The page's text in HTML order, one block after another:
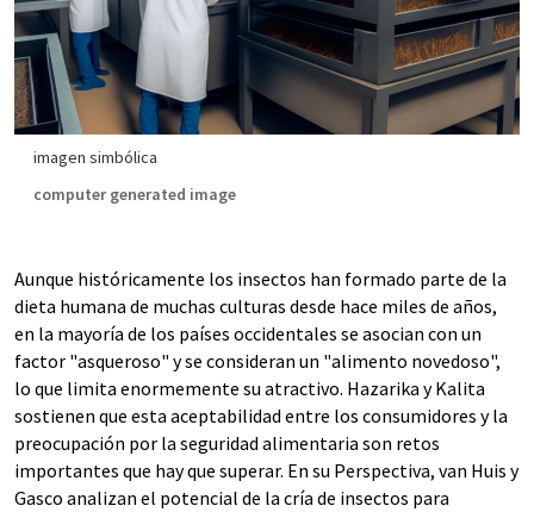
imagen simbólica
computer generated image
Aunque históricamente los insectos han formado parte de la
dieta humana de muchas culturas desde hace miles de años,
en la mayoría de los países occidentales se asocian con un
factor "asqueroso" y se consideran un "alimento novedoso",
lo que limita enormemente su atractivo. Hazarika y Kalita
sostienen que esta aceptabilidad entre los consumidores y la
preocupación por la seguridad alimentaria son retos
importantes que hay que superar. En su Perspectiva, van Huis y
Gasco analizan el potencial de la cría de insectos para